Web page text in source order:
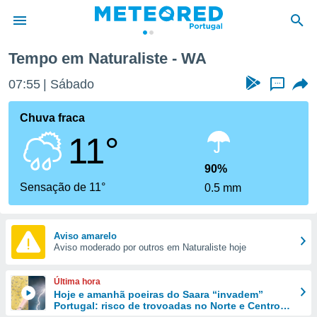
da
foi
fornecidas
a este
das
e
forma
digital
Tempo em Naturaliste - WA
07:55 Sábado ...
Chuva fraca
11°
Sensação de 11°
90%
0.5 mm
Aviso amarelo
Aviso moderado por outros em Naturaliste hoje
Última hora
Hoje e amanhã poeiras do Saara “invadem”
Portugal: risco de trovoadas no Norte e Centro